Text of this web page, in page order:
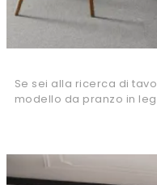
Se sei alla ricerca di
modello da pranzo in